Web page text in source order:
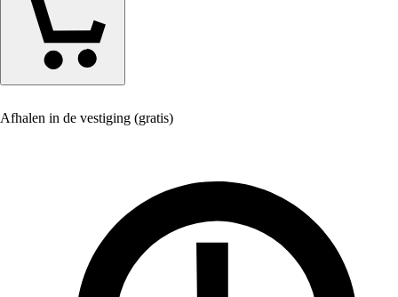
Afhalen in de vestiging (gratis)